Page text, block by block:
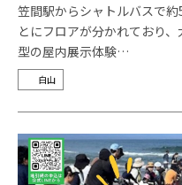
笠間駅からシャトルバスで
とにフロアが分かれており
型の屋内展示体験…
白山